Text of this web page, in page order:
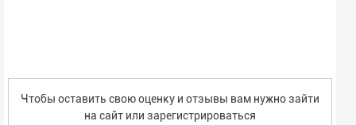
Чтобы оставить свою оценку и отзывы вам нужно зайти
на сайт или зарегистрироваться